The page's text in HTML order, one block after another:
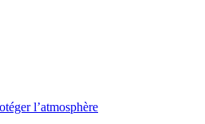
l’atmosphère